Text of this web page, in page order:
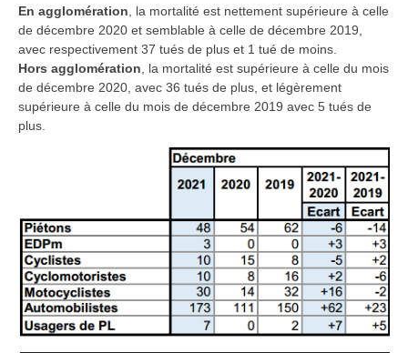
En agglomération
la mortalité est nettement supérieure à celle
de décembre 2020 et semblable à celle de décembre 2019,
avec respectivement 37 tués de plus et 1 tué de moins.
Hors agglomération
la mortalité est supérieure à celle du mois
de décembre 2020, avec 36 tués de plus, et légèrement
supérieure à celle du mois de décembre 2019 avec 5 tués de
plus.